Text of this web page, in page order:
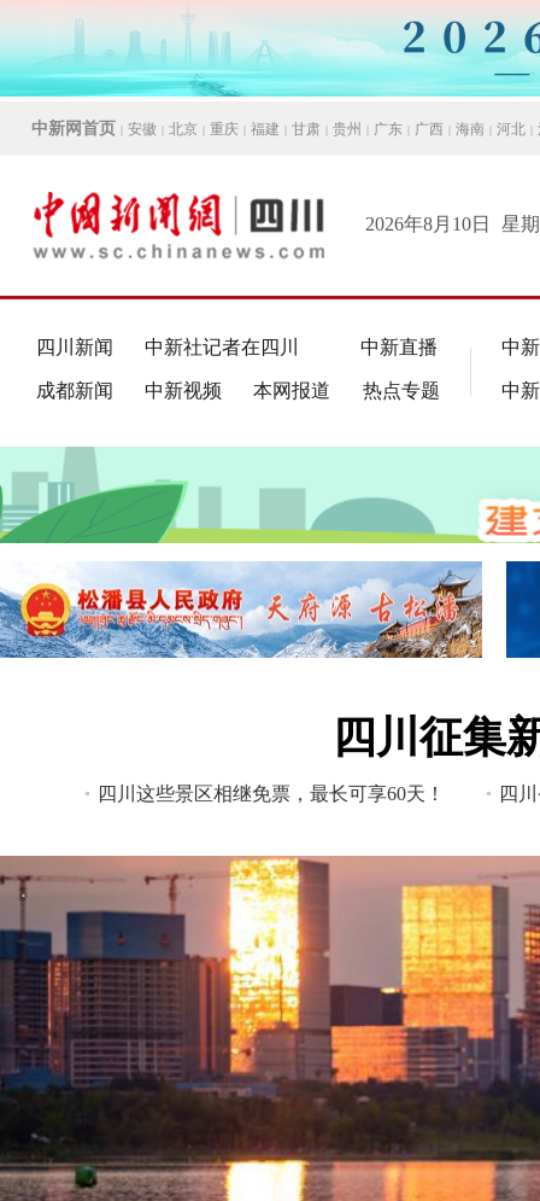
中新网首页 | 安徽 | 北京 | 重庆 | 福建 | 甘肃 | 贵州 | 广东 | 广西 | 海南 | 河北 |
2026年8月10日 星
四川新闻 中新社记者在四川 中新直播
成都新闻 中新视频 本网报道 热点专题
中
中
四川征集
. 四川这些景区相继免票，最长可享60天！ . 四